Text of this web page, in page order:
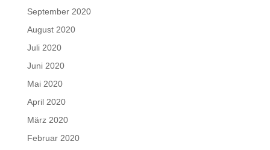
September 2020
August 2020
Juli 2020
Juni 2020
Mai 2020
April 2020
März 2020
Februar 2020